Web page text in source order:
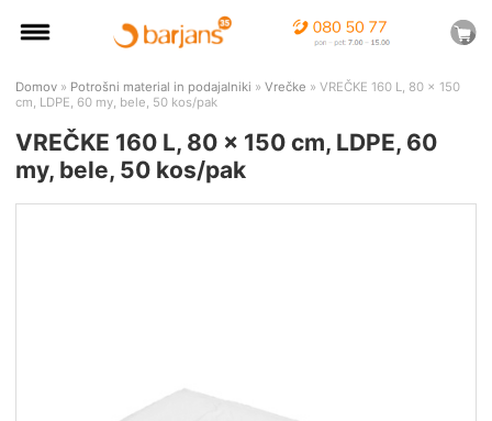
Domov » Potrošni material in podajalniki » Vrečke » VREČKE 160 L, 80 x 150
cm, LDPE, 60 my, bele, 50 kos/pak
VREČKE 160 L, 80 x 150 cm, LDPE, 60
my, bele, 50 kos/pak